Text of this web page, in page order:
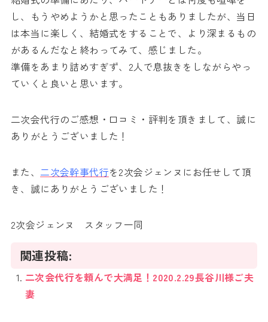
し、もうやめようかと思ったこともありましたが、当日
は本当に楽しく、結婚式をすることで、より深まるもの
があるんだなと終わってみて、感じました。
準備をあまり詰めすぎず、2人で息抜きをしながらやっ
ていくと良いと思います。
二次会代行のご感想・口コミ・評判を頂きまして、誠に
ありがとうございました！
また、 二次会幹事代行を2次会ジェンヌにお任せして頂
き、誠にありがとうございました！
2次会ジェンヌ スタッフ一同
関連投稿:
二次会代行を頼んで大満足！2020.2.29長谷川様ご夫
妻